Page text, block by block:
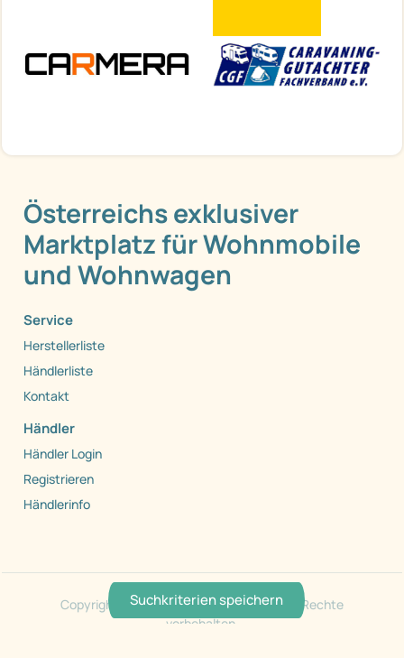
Suchkriterien speichern
Österreichs exklusiver
Marktplatz für Wohnmobile
und Wohnwagen
Service
Herstellerliste
Händlerliste
Kontakt
Händler
Händler Login
Registrieren
Händlerinfo
Copyright 1999 - 2026 by Caraworld. Alle Rechte
vorbehalten.